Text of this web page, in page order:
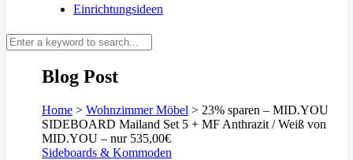
Einrichtungsideen
Blog Post
Home > Wohnzimmer Möbel > 23% sparen – MID.YOU
SIDEBOARD Mailand Set 5 + MF Anthrazit / Weiß von
MID.YOU – nur 535,00€
Sideboards & Kommoden